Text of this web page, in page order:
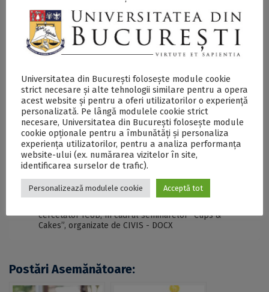
and Kapodistrian University of Athens, Universitatea din
București, Université Libre de Bruxelles, Universidad
Autónoma de Madrid, Sapienza Università di Roma,
Stockholm University, Eberhard Karls Universität Tübingen
și University of Glasgow, în calitate de partener asociat.
studenți și 65.000 de angajați, dintre care peste 30.000
sunt cadre universitare și cercetători.
SECŢIUNE ACCESIBILIZATĂ PENTRU
PERSOANELE CU DIZABILITĂŢI DE VEDERE
Conferința “Microbiome and Us – in Health and
cercetător ICUB, în cadrul seminarelor “Cups &
Cakes”, organizate de CIVIS - DOCX
Postări Asemănătoare:
Universitatea din București folosește module cookie
strict necesare și alte tehnologii similare pentru a opera
acest website și pentru a oferi utilizatorilor o experiență
personalizată. Pe lângă modulele cookie strict
necesare, Universitatea din București folosește module
cookie opționale pentru a îmbunătăți și personaliza
experiența utilizatorilor, pentru a analiza performanța
website-ului (ex. numărarea vizitelor în site,
identificarea surselor de trafic).
Personalizează modulele cookie Acceptă tot